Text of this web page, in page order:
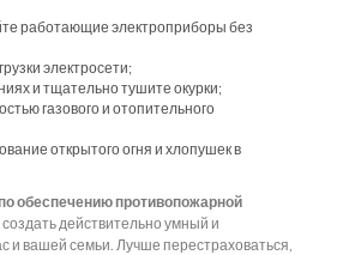
работающие электроприборы без
электросети;
и тщательно тушите окурки;
газового и отопительного
открытого огня и хлопушек в
обеспечению противопожарной
действительно умный и
вашей семьи. Лучше перестраховаться,